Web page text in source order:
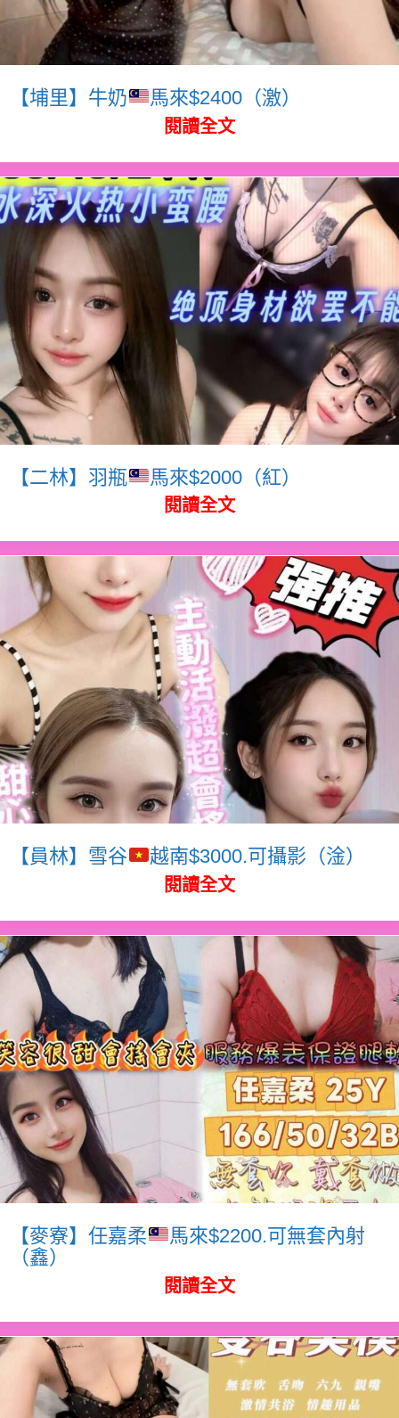
【埔里】牛奶 馬來$2400（激）
閱讀全文
【二林】羽瓶 馬來$2000（紅）
閱讀全文
【員林】雪谷 越南$3000.可攝影（淦）
閱讀全文
【麥寮】任嘉柔
馬來$2200.可無套內射
（鑫）
閱讀全文